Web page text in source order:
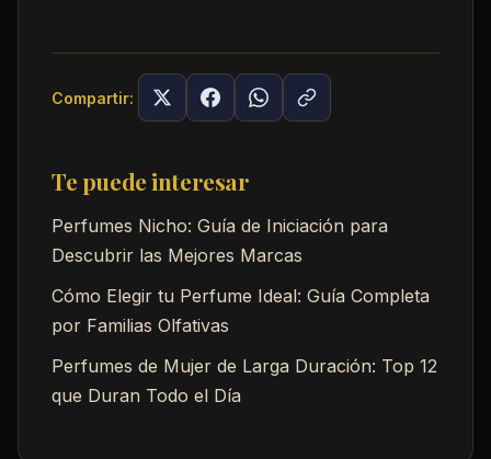
Compartir:
Te puede interesar
Perfumes Nicho: Guía de Iniciación para
Descubrir las Mejores Marcas
Cómo Elegir tu Perfume Ideal: Guía Completa
por Familias Olfativas
Perfumes de Mujer de Larga Duración: Top 12
que Duran Todo el Día